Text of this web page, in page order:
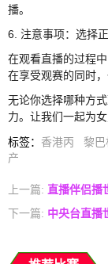
播。
6. 注意事项：选择
在观看直播的过程
在享受观赛的同时
无论你选择哪种方
力。让我们一起为
标签： 香港丙 黎巴
产
上一篇: 直播伴侣播
下一篇: 中央台直播